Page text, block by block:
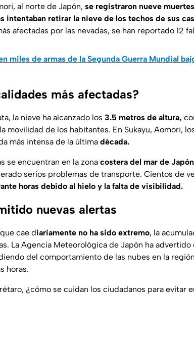
al norte de Japón, se registraron nueve
intentaban retirar la nieve de los techos de sus
afectadas por las nevadas, se han reportado 12
miles de armas de la Segunda Guerra Mundial
más afectadas?
la nieve ha alcanzado los 3.5 metros de altura,
movilidad de los habitantes. En Sukayu, Aomori,
más intensa de la última década.
se encuentran en la zona costera del mar de Japón
serios problemas de transporte. Cientos de
horas debido al hielo y la falta de visibilidad.
nuevas alertas
cae diariamente no ha sido extremo, la
La Agencia Meteorológica de Japón ha advertido
del comportamiento de las nubes en la
horas.
¿cómo se cuidan los ciudadanos para evitar